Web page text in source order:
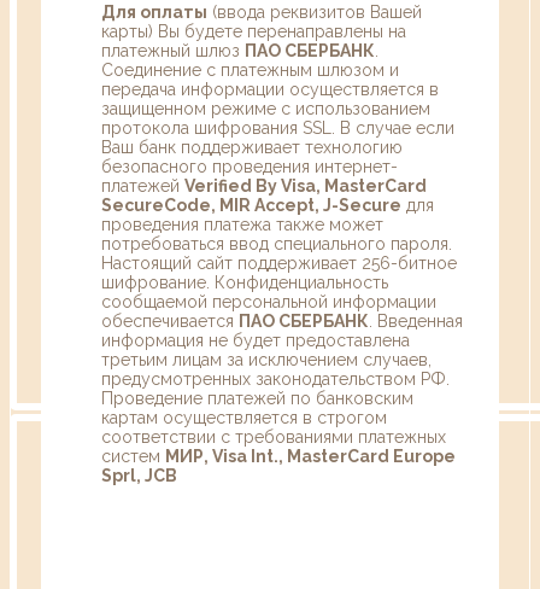
Для оплаты (ввода реквизитов Вашей
карты) Вы будете перенаправлены на
платежный шлюз ПАО СБЕРБАНК
Соединение с платежным шлюзом и
передача информации осуществляется в
защищенном режиме с использованием
протокола шифрования SSL. В случае если
Ваш банк поддерживает технологию
безопасного проведения интернет-
платежей Verified By Visa, MasterCard
SecureCode, MIR Accept, J-Secure для
проведения платежа также может
потребоваться ввод специального пароля.
Настоящий сайт поддерживает 256-битное
шифрование. Конфиденциальность
сообщаемой персональной информации
обеспечивается ПАО СБЕРБАНК . Введенная
информация не будет предоставлена
третьим лицам за исключением случаев,
предусмотренных законодательством РФ.
Проведение платежей по банковским
картам осуществляется в строгом
соответствии с требованиями платежных
систем МИР, Visa Int., MasterCard Europe
Sprl, JCB